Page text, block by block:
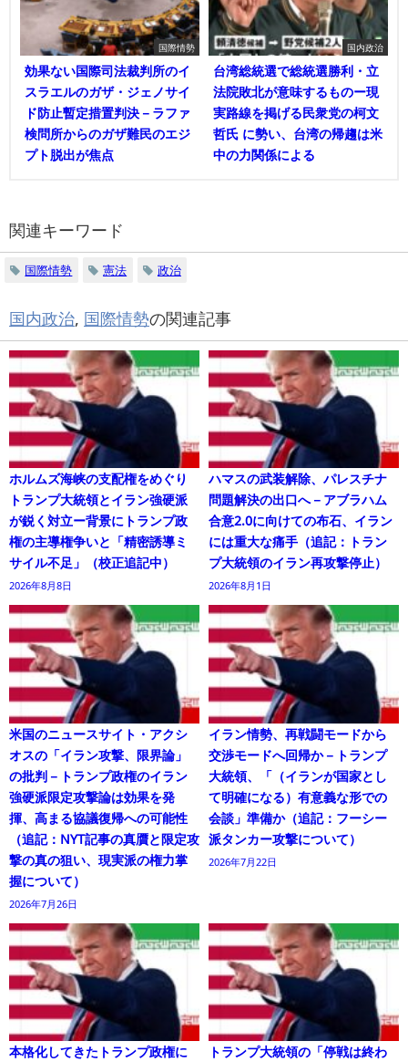
国際情勢
効果ない国際司法裁判所のイ
スラエルのガザ・ジェノサイ
ド防止暫定措置判決－ラファ
検問所からのガザ難民のエジ
プト脱出が焦点
国内政治
台湾総統選で総統選勝利・立
法院敗北が意味するものー現
実路線を掲げる民衆党の柯文
哲氏 に勢い、台湾の帰趨は米
中の力関係による
関連キーワード
国際情勢 憲法 政治
国内政治, 国際情勢の関連記事
ホルムズ海峡の支配権をめぐり
トランプ大統領とイラン強硬派
が鋭く対立ー背景にトランプ政
権の主導権争いと「精密誘導ミ
サイル不足」（校正追記中）
2026年8月8日
ハマスの武装解除、パレスチナ
問題解決の出口へ－アブラハム
合意2.0に向けての布石、イラン
には重大な痛手（追記：トラン
プ大統領のイラン再攻撃停止）
2026年8月1日
米国のニュースサイト・アクシ
オスの「イラン攻撃、限界論」
の批判－トランプ政権のイラン
強硬派限定攻撃論は効果を発
揮、高まる協議復帰への可能性
（追記：NYT記事の真贋と限定攻
撃の真の狙い、現実派の権力掌
握について）
2026年7月26日
イラン情勢、再戦闘モードから
交渉モードへ回帰か－トランプ
大統領、「（イランが国家とし
て明確になる）有意義な形での
会談」準備か（追記：フーシー
派タンカー攻撃について）
2026年7月22日
本格化してきたトランプ政権に
トランプ大統領の「停戦は終わ